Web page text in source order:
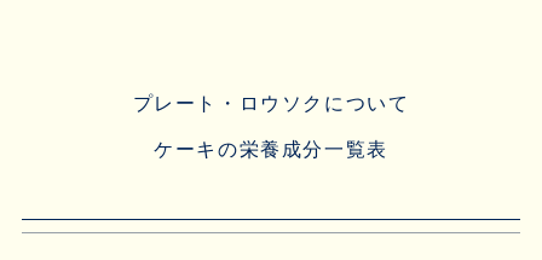
プレート・ロウソクについて
ケーキの栄養成分一覧表